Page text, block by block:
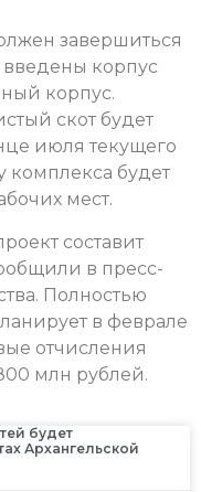
завершиться
введены корпус
корпус.
скот будет
июля текущего
комплекса будет
мест.
составит
в пресс-
Полностью
в феврале
отчисления
млн рублей.
будет
Архангельской